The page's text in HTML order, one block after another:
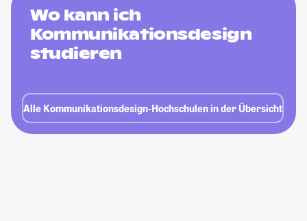
Wo kann ich
Kommunikationsdesign
studieren
Alle Kommunikationsdesign-Hochschulen in der Übersicht